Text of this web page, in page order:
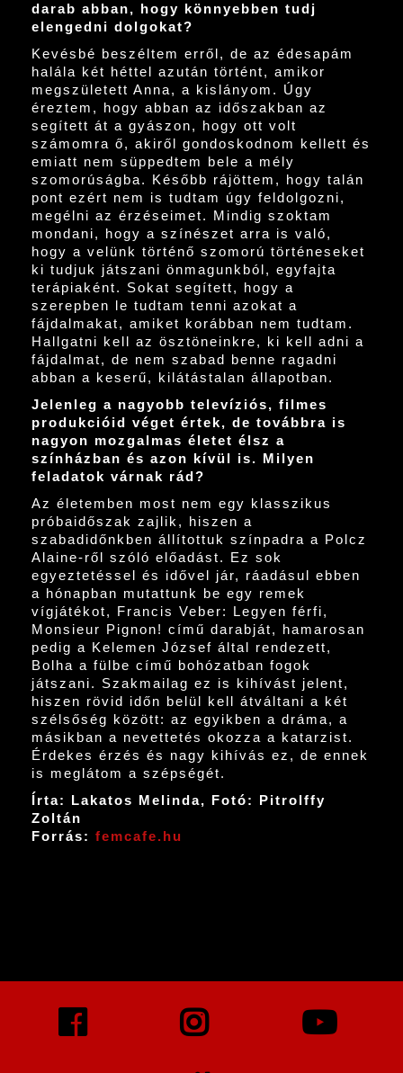
darab abban, hogy könnyebben tudj
elengedni dolgokat?
Kevésbé beszéltem erről, de az édesapám
halála két héttel azután történt, amikor
megszületett Anna, a kislányom. Úgy
éreztem, hogy abban az időszakban az
segített át a gyászon, hogy ott volt
számomra ő, akiről gondoskodnom kellett és
emiatt nem süppedtem bele a mély
szomorúságba. Később rájöttem, hogy talán
pont ezért nem is tudtam úgy feldolgozni,
megélni az érzéseimet. Mindig szoktam
mondani, hogy a színészet arra is való,
hogy a velünk történő szomorú történeseket
ki tudjuk játszani önmagunkból, egyfajta
terápiaként. Sokat segített, hogy a
szerepben le tudtam tenni azokat a
fájdalmakat, amiket korábban nem tudtam.
Hallgatni kell az ösztöneinkre, ki kell adni a
fájdalmat, de nem szabad benne ragadni
abban a keserű, kilátástalan állapotban.
Jelenleg a nagyobb televíziós, filmes
produkcióid véget értek, de továbbra is
nagyon mozgalmas életet élsz a
színházban és azon kívül is. Milyen
feladatok várnak rád?
Az életemben most nem egy klasszikus
próbaidőszak zajlik, hiszen a
szabadidőnkben állítottuk színpadra a Polcz
Alaine-ről szóló előadást. Ez sok
egyeztetéssel és idővel jár, ráadásul ebben
a hónapban mutattunk be egy remek
vígjátékot, Francis Veber: Legyen férfi,
Monsieur Pignon! című darabját, hamarosan
pedig a Kelemen József által rendezett,
Bolha a fülbe című bohózatban fogok
játszani. Szakmailag ez is kihívást jelent,
hiszen rövid időn belül kell átváltani a két
szélsőség között: az egyikben a dráma, a
másikban a nevettetés okozza a katarzist.
Érdekes érzés és nagy kihívás ez, de ennek
is meglátom a szépségét.
Írta: Lakatos Melinda, Fotó: Pitrolffy
Zoltán
Forrás: femcafe.hu